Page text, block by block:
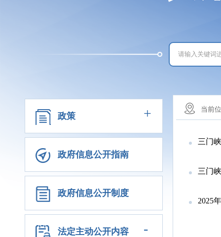
政策 +
政府信息公开指南
政府信息公开制度
法定主动公开内容 -
当前
三门
三门
2025